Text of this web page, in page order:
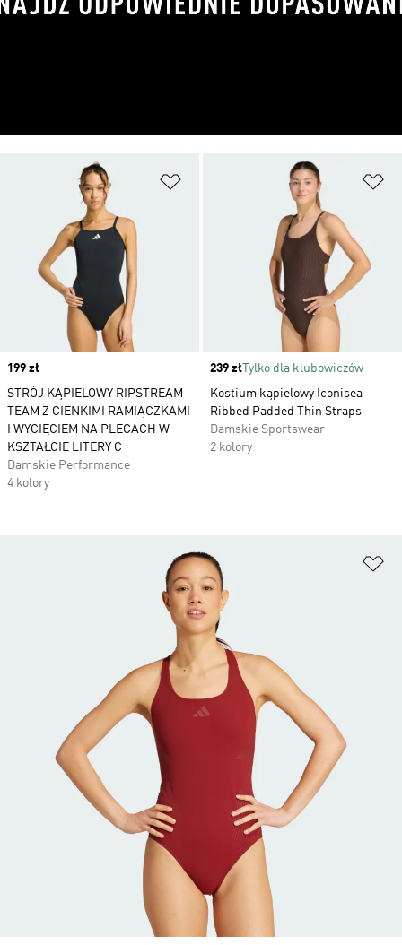
Dodaj do listy życzeń
Price
199 zł
STRÓJ KĄPIELOWY RIPSTREAM
TEAM Z CIENKIMI RAMIĄCZKAMI
I WYCIĘCIEM NA PLECACH W
KSZTAŁCIE LITERY C
Damskie Performance
4 kolory
Price
239 zł Tylko dla klubowiczów
Kostium kąpielowy Iconisea
Ribbed Padded Thin Straps
Damskie Sportswear
2 kolory